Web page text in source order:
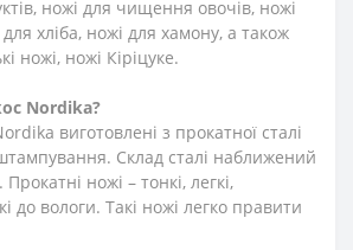
ножі для чищення овочів, ножі
хліба, ножі для хамону, а також
ножі, ножі Кіріцуке.
Nordika?
виготовлені з прокатної сталі
Склад сталі наближений
ножі – тонкі, легкі,
до вологи. Такі ножі легко правити